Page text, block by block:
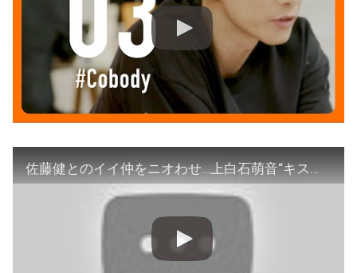
佐藤健とのイイ仲をニオわせ…上白石萌音“キス顔写真”に臆測!こんなところにも男女差が！マリッジブルーになる男女のそれぞれの理由